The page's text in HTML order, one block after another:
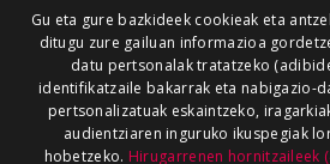
Gu eta gure bazkideek cookieak eta
ditugu zure gailuan informazioa
datu pertsonalak tratatzeko
identifikatzaile bakarrak eta nabigazio-
pertsonalizatuak eskaintzeko,
audientziaren inguruko ikuspegiak
hobetzeko. Hirugarrenen hornitzaileek